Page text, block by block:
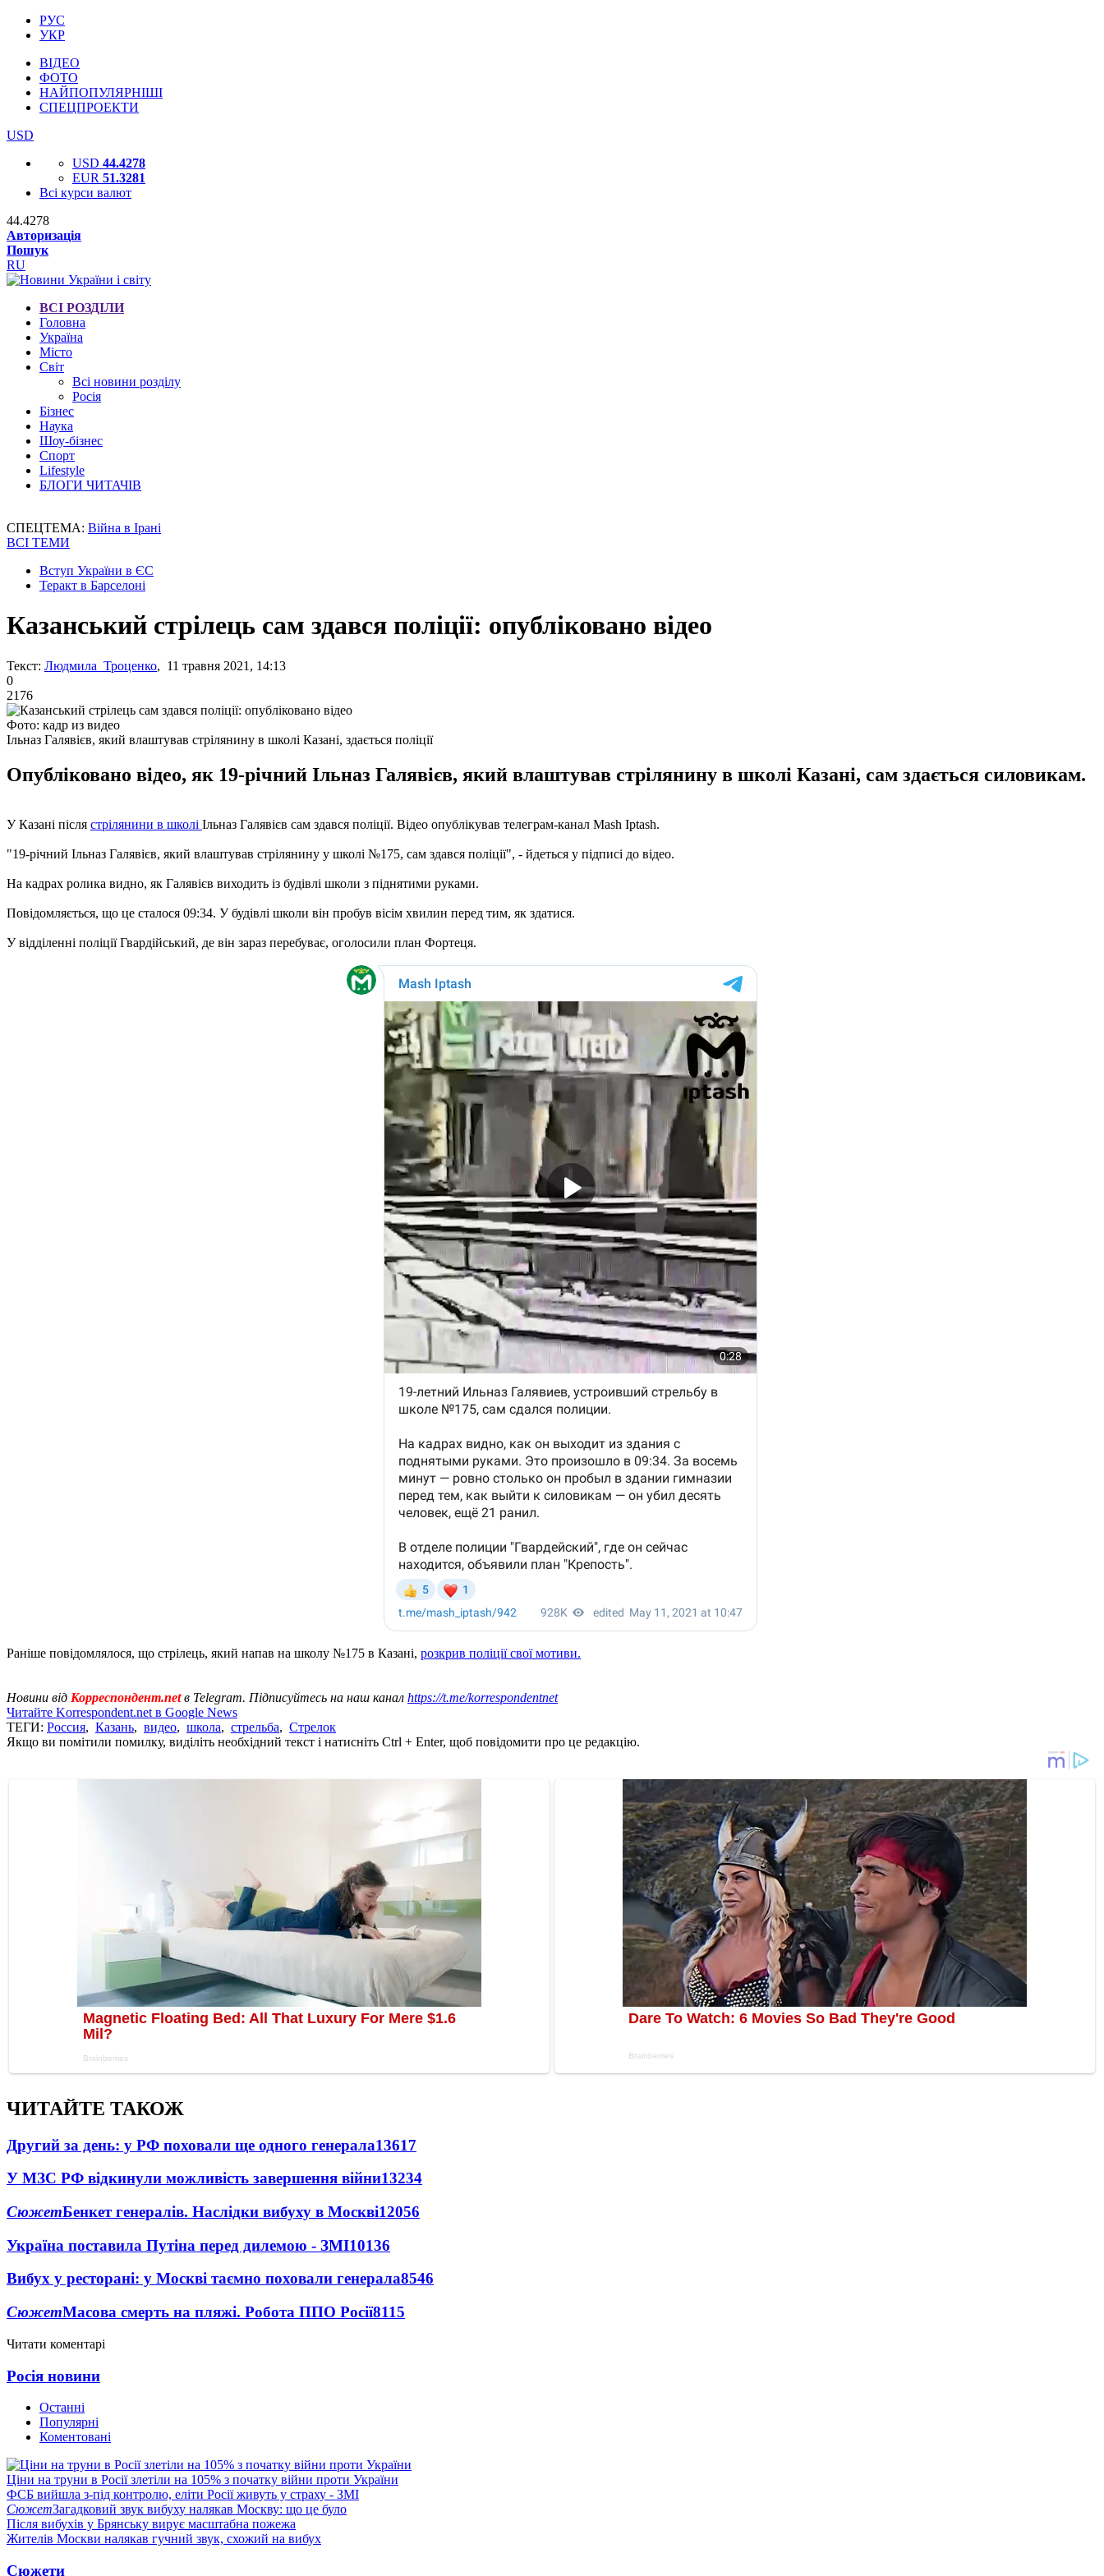
РУС
УКР
ВІДЕО
ФОТО
НАЙПОПУЛЯРНІШІ
СПЕЦПРОЕКТИ
USD
USD 44.4278
EUR 51.3281
Всі курси валют
44.4278
Авторизація
Пошук
RU
ВСІ РОЗДІЛИ
Головна
Україна
Місто
Світ
Всі новини розділу
Росія
Бізнес
Наука
Шоу-бізнес
Спорт
Lifestyle
БЛОГИ ЧИТАЧІВ
СПЕЦТЕМА: Війна в Ірані
ВСІ ТЕМИ
Вступ України в ЄС
Теракт в Барселоні
Казанський стрілець сам здався поліції: опубліковано відео
Текст: Людмила Троценко, 11 травня 2021, 14:13
0
2176
Фото: кадр из видео
Ільназ Галявієв, який влаштував стрілянину в школі Казані, здається поліції
Опубліковано відео, як 19-річний Ільназ Галявієв, який влаштував стрілянину в школі Казані, сам здається силовикам.
У Казані після стрілянини в школі Ільназ Галявієв сам здався поліції. Відео опублікував телеграм-канал Mash Iptash.
"19-річний Ільназ Галявієв, який влаштував стрілянину у школі №175, сам здався поліції", - йдеться у підписі до відео.
На кадрах ролика видно, як Галявієв виходить із будівлі школи з піднятими руками.
Повідомляється, що це сталося 09:34. У будівлі школи він пробув вісім хвилин перед тим, як здатися.
У відділенні поліції Гвардійський, де він зараз перебуває, оголосили план Фортеця.
Раніше повідомлялося, що стрілець, який напав на школу №175 в Казані, розкрив поліції свої мотиви.
Новини від Корреспондент.netв Telegram. Підписуйтесь на наш канал https://t.me/korrespondentnet
Читайте Korrespondent.net в Google News
ТЕГИ: Россия, Казань, видео, школа, стрельба, Стрелок
Якщо ви помітили помилку, виділіть необхідний текст і натисніть Ctrl + Enter, щоб повідомити про це редакцію.
ЧИТАЙТЕ ТАКОЖ
Другий за день: у РФ поховали ще одного генерала13617
У МЗС РФ відкинули можливість завершення війни13234
СюжетБенкет генералів. Наслідки вибуху в Москві12056
Україна поставила Путіна перед дилемою - ЗМІ10136
Вибух у ресторані: у Москві таємно поховали генерала8546
СюжетМасова смерть на пляжі. Робота ППО Росії8115
Читати коментарі
Росія новини
Останні
Популярні
Коментовані
Ціни на труни в Росії злетіли на 105% з початку війни проти України
ФСБ вийшла з-під контролю, еліти Росії живуть у страху - ЗМІ
СюжетЗагадковий звук вибуху налякав Москву: що це було
Після вибухів у Брянську вирує масштабна пожежа
Жителів Москви налякав гучний звук, схожий на вибух
Сюжети